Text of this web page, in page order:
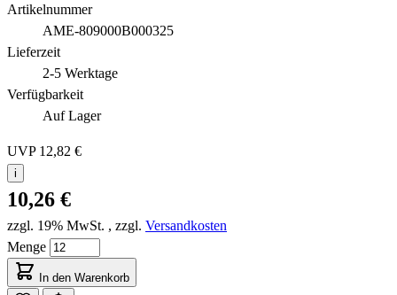
Artikelnummer
AME-809000B000325
Lieferzeit
2-5 Werktage
Verfügbarkeit
Auf Lager
UVP 12,82 €
i
10,26 €
zzgl. 19% MwSt. , zzgl. Versandkosten
Menge
In den Warenkorb